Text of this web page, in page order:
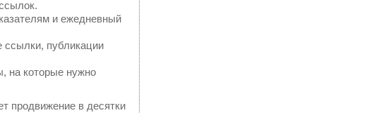
и ежедневный
публикации
на которые нужно
продвижение в десятки